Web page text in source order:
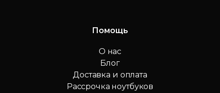
Помощь
О нас
Блог
Доставка и оплата
Рассрочка ноутбуков